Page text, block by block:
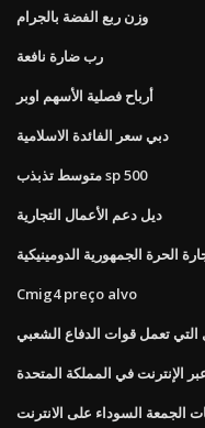
وزن ربع الفضة بالجرام
رب ضارة نافعة
أرباح فصلية الأسهم اوبر
دبي سعر الفائدة الاسلامية
متوسط ​​تذبذب sp 500
ديل دعم الأعمال التجارية
الحرة الجمهورية الدومينيكية
Cmig4 preço alvo
التي تعمل قوات الدفاع الشعبي
الإنترنت في المملكة المتحدة
الجمعة السوداء على الانترنت